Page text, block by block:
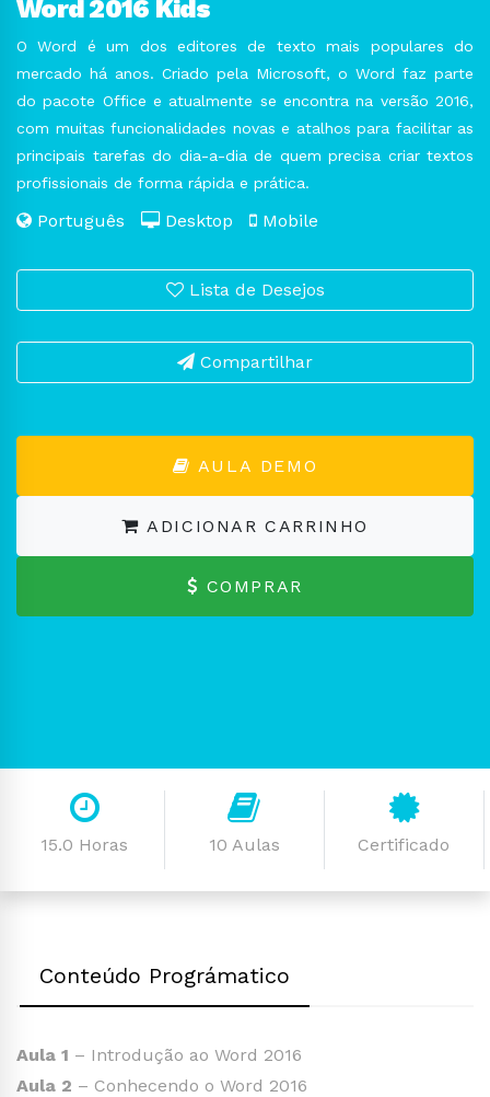
Word 2016 Kids
O Word é um dos editores de texto mais populares do
mercado há anos. Criado pela Microsoft, o Word faz parte
do pacote Office e atualmente se encontra na versão 2016,
com muitas funcionalidades novas e atalhos para facilitar as
principais tarefas do dia-a-dia de quem precisa criar textos
profissionais de forma rápida e prática.
Português Desktop Mobile
Lista de Desejos
Compartilhar
AULA DEMO
ADICIONAR CARRINHO
COMPRAR
15.0 Horas 10 Aulas Certificado
Conteúdo Prográmatico
Aula 1 – Introdução ao Word 2016
Aula 2 – Conhecendo o Word 2016